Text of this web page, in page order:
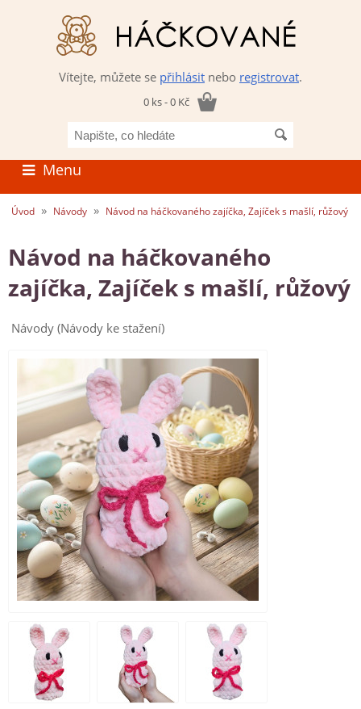
Vítejte, můžete se přihlásit nebo registrovat.
0 ks - 0 Kč
co
hledáte
Menu
Úvod » Návody » Návod na háčkovaného zajíčka, Zajíček s mašlí, růžový
Návod na háčkovaného
zajíčka, Zajíček s mašlí, růžový
Návody (Návody ke stažení)